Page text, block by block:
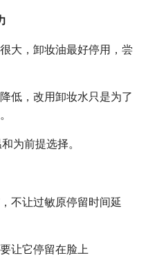
，卸妆油最好停用，尝
，改用卸妆水只是为了
。
为前提选择。
让过敏原停留时间延
让它停留在脸上